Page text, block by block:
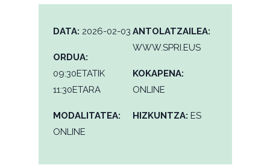
DATA: 2026-02-03
ORDUA:
09:30ETATIK
11:30ETARA
MODALITATEA:
ONLINE
ANTOLATZAILEA:
WWW.SPRI.EUS
KOKAPENA:
ONLINE
HIZKUNTZA: ES